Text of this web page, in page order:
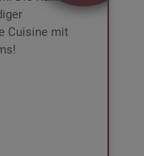
Cuisine mit
für
Buchung